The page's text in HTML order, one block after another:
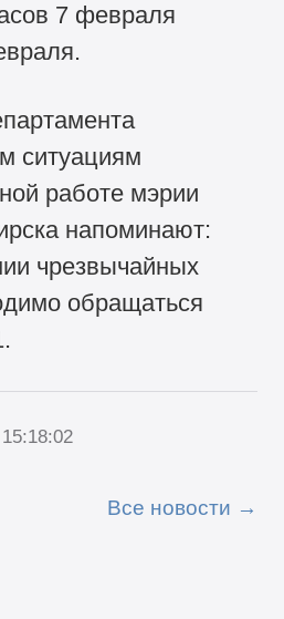
7 февраля
ситуациям
работе мэрии
напоминают:
чрезвычайных
обращаться
Все новости